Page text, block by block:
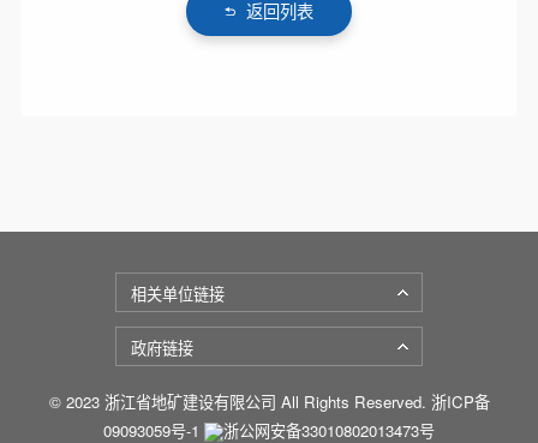
返回列表
© 2023 浙江省地矿建设有限公司 All Rights Reserved. 浙ICP备
09093059号-1
浙公网安备33010802013473号
相关单位链接
政府链接